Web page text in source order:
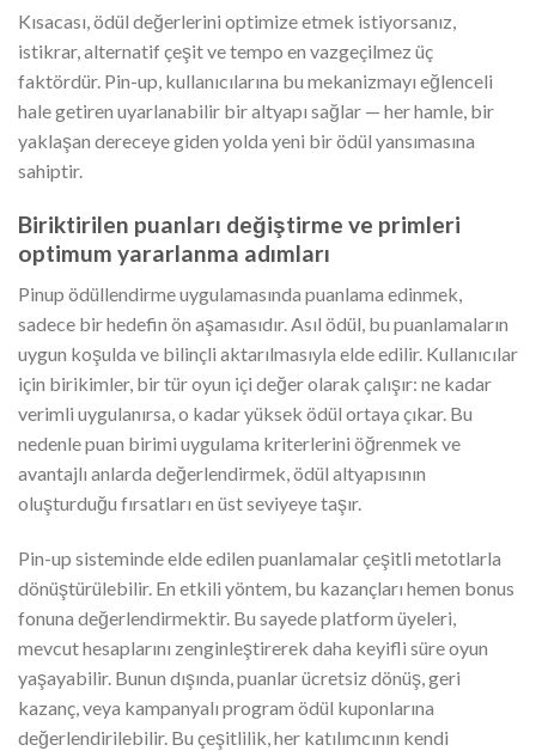
Kısacası, ödül değerlerini optimize etmek istiyorsanız,
istikrar, alternatif çeşit ve tempo en vazgeçilmez üç
faktördür. Pin-up, kullanıcılarına bu mekanizmayı eğlenceli
hale getiren uyarlanabilir bir altyapı sağlar — her hamle, bir
yaklaşan dereceye giden yolda yeni bir ödül yansımasına
sahiptir.
Biriktirilen puanları değiştirme ve primleri
optimum yararlanma adımları
Pinup ödüllendirme uygulamasında puanlama edinmek,
sadece bir hedefin ön aşamasıdır. Asıl ödül, bu puanlamaların
uygun koşulda ve bilinçli aktarılmasıyla elde edilir. Kullanıcılar
için birikimler, bir tür oyun içi değer olarak çalışır: ne kadar
verimli uygulanırsa, o kadar yüksek ödül ortaya çıkar. Bu
nedenle puan birimi uygulama kriterlerini öğrenmek ve
avantajlı anlarda değerlendirmek, ödül altyapısının
oluşturduğu fırsatları en üst seviyeye taşır.
Pin-up sisteminde elde edilen puanlamalar çeşitli metotlarla
dönüştürülebilir. En etkili yöntem, bu kazançları hemen bonus
fonuna değerlendirmektir. Bu sayede platform üyeleri,
mevcut hesaplarını zenginleştirerek daha keyifli süre oyun
yaşayabilir. Bunun dışında, puanlar ücretsiz dönüş, geri
kazanç, veya kampanyalı program ödül kuponlarına
değerlendirilebilir. Bu çeşitlilik, her katılımcının kendi